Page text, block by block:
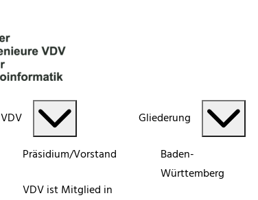
VDV
Präsidium/Vorstand
VDV ist Mitglied in
Gliederung
Baden-
Württemberg